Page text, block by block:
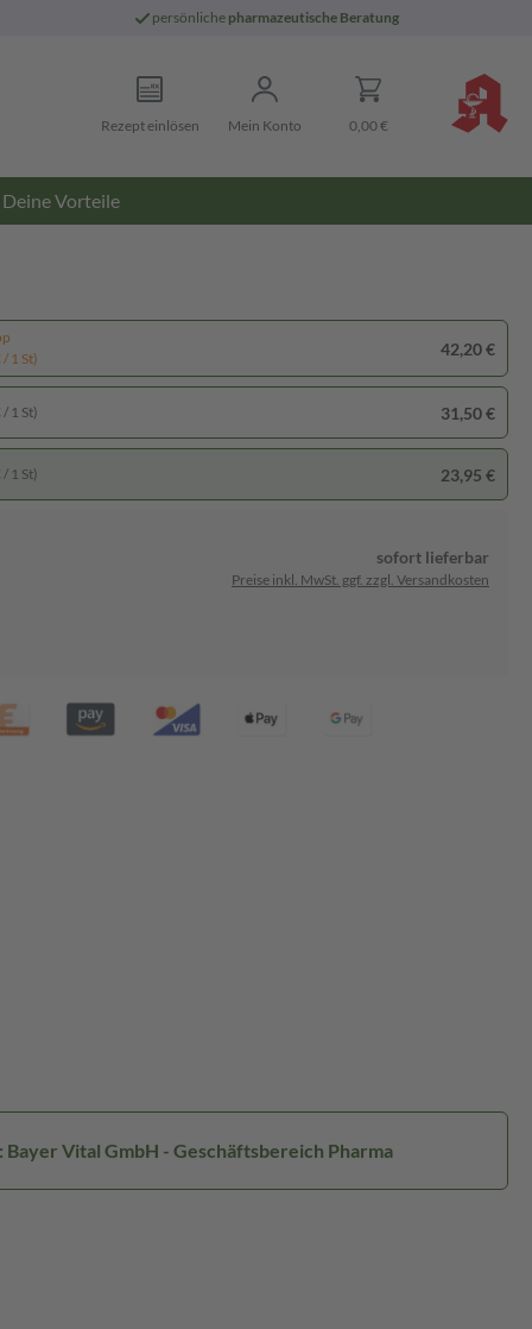
persönliche pharmazeutische Beratung
Rezept einlösen Mein Konto 0,00 €
Deine Vorteile
1 St)
42,20 €
1 St) 31,50 €
1 St) 23,95 €
sofort lieferbar
Preise inkl. MwSt. ggf. zzgl. Versandkosten
Vital GmbH - Geschäftsbereich Pharma